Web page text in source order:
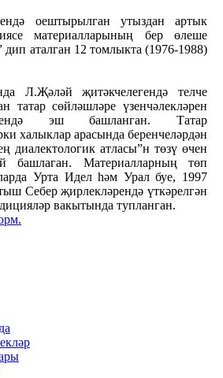
оештырылган утыздан артык
материалларының бер өлеше
аталган 12 томлыкта (1976-1988)
Л.Җәләй җитәкчелегендә телче
татар сөйләшләре үзенчәлекләрен
эш башланган. Татар
халыклар арасында беренчеләрдән
диалектологик атласы”н төзү өчен
башлаган. Материалларның төп
Урта Идел һәм Урал буе, 1997
Себер җирлекләрендә үткәрелгән
вакытында тупланган.